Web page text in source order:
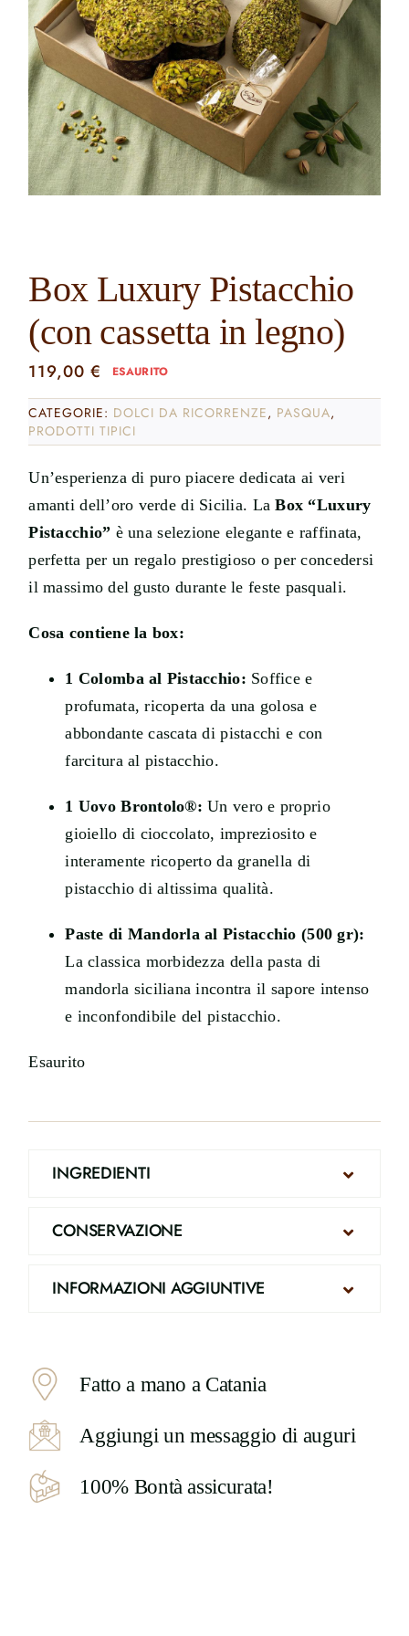
Contatti
Cerca
per:
Box Luxury Pistacchio
(con cassetta in legno)
119,00€ ESAURITO
CATEGORIE: DOLCI DA RICORRENZE, PASQUA,
PRODOTTI TIPICI
Un’esperienza di puro piacere dedicata ai veri
amanti dell’oro verde di Sicilia. LaBox “Luxury
Pistacchio” è una selezione elegante e raffinata,
perfetta per un regalo prestigioso o per concedersi
il massimo del gusto durante le feste pasquali.
Cosa contiene la box:
1 Colomba al Pistacchio: Soffice e
profumata, ricoperta da una golosa e
abbondante cascata di pistacchi e con
farcitura al pistacchio.
1 Uovo Brontolo®: Un vero e proprio
gioiello di cioccolato, impreziosito e
interamente ricoperto da granella di
pistacchio di altissima qualità.
Paste di Mandorla al Pistacchio (500 gr):
La classica morbidezza della pasta di
mandorla siciliana incontra il sapore intenso
e inconfondibile del pistacchio.
Esaurito
INGREDIENTI
CONSERVAZIONE
INFORMAZIONI AGGIUNTIVE
Fatto a mano a Catania
Aggiungi un messaggio di auguri
100% Bontà assicurata!